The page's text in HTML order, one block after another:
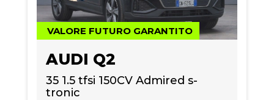
VALORE FUTURO GARANTITO
AUDI Q2
35 1.5 tfsi 150CV Admired s-
tronic